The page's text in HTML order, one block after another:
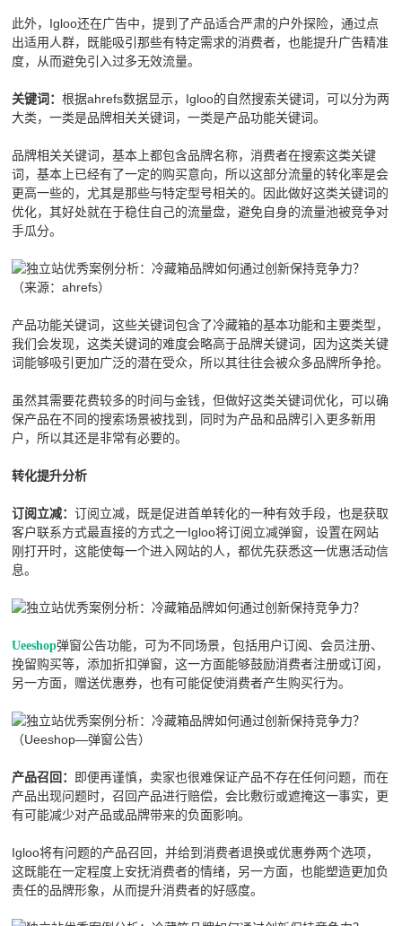
此外，Igloo还在广告中，提到了产品适合严肃的户外探险，通过点
出适用人群，既能吸引那些有特定需求的消费者，也能提升广告精准
度，从而避免引入过多无效流量。
关键词：根据ahrefs数据显示，Igloo的自然搜索关键词，可以分为两
大类，一类是品牌相关关键词，一类是产品功能关键词。
品牌相关关键词，基本上都包含品牌名称，消费者在搜索这类关键
词，基本上已经有了一定的购买意向，所以这部分流量的转化率是会
更高一些的，尤其是那些与特定型号相关的。因此做好这类关键词的
优化，其好处就在于稳住自己的流量盘，避免自身的流量池被竞争对
手瓜分。
（来源：ahrefs）
产品功能关键词，这些关键词包含了冷藏箱的基本功能和主要类型，
我们会发现，这类关键词的难度会略高于品牌关键词，因为这类关键
词能够吸引更加广泛的潜在受众，所以其往往会被众多品牌所争抢。
虽然其需要花费较多的时间与金钱，但做好这类关键词优化，可以确
保产品在不同的搜索场景被找到，同时为产品和品牌引入更多新用
户，所以其还是非常有必要的。
转化提升分析
订阅立减：订阅立减，既是促进首单转化的一种有效手段，也是获取
客户联系方式最直接的方式之一Igloo将订阅立减弹窗，设置在网站
刚打开时，这能使每一个进入网站的人，都优先获悉这一优惠活动信
息。
Ueeshop弹窗公告功能，可为不同场景，包括用户订阅、会员注册、
挽留购买等，添加折扣弹窗，这一方面能够鼓励消费者注册或订阅，
另一方面，赠送优惠券，也有可能促使消费者产生购买行为。
（Ueeshop—弹窗公告）
产品召回：
即便再谨慎，卖家也很难保证产品不存在任何问题，而在
产品出现问题时，召回产品进行赔偿，会比敷衍或遮掩这一事实，更
有可能减少对产品或品牌带来的负面影响。
Igloo将有问题的产品召回，并给到消费者退换或优惠券两个选项，
这既能在一定程度上安抚消费者的情绪，另一方面，也能塑造更加负
责任的品牌形象，从而提升消费者的好感度。